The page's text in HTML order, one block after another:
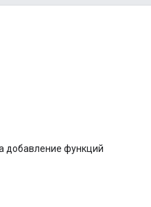
добавление функций